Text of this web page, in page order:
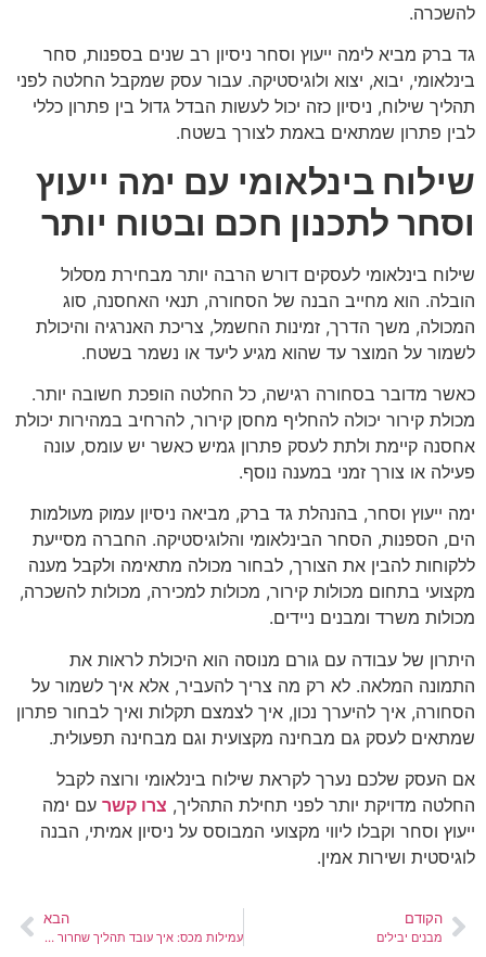
להשכרה.
גד ברק מביא לימה ייעוץ וסחר ניסיון רב שנים בספנות, סחר
בינלאומי, יבוא, יצוא ולוגיסטיקה. עבור עסק שמקבל החלטה לפני
תהליך שילוח, ניסיון כזה יכול לעשות הבדל גדול בין פתרון כללי
לבין פתרון שמתאים באמת לצורך בשטח.
שילוח בינלאומי עם ימה ייעוץ
וסחר לתכנון חכם ובטוח יותר
שילוח בינלאומי לעסקים דורש הרבה יותר מבחירת מסלול
הובלה. הוא מחייב הבנה של הסחורה, תנאי האחסנה, סוג
המכולה, משך הדרך, זמינות החשמל, צריכת האנרגיה והיכולת
לשמור על המוצר עד שהוא מגיע ליעד או נשמר בשטח.
כאשר מדובר בסחורה רגישה, כל החלטה הופכת חשובה יותר.
מכולת קירור יכולה להחליף מחסן קירור, להרחיב במהירות יכולת
אחסנה קיימת ולתת לעסק פתרון גמיש כאשר יש עומס, עונה
פעילה או צורך זמני במענה נוסף.
ימה ייעוץ וסחר, בהנהלת גד ברק, מביאה ניסיון עמוק מעולמות
הים, הספנות, הסחר הבינלאומי והלוגיסטיקה. החברה מסייעת
ללקוחות להבין את הצורך, לבחור מכולה מתאימה ולקבל מענה
מקצועי בתחום מכולות קירור, מכולות למכירה, מכולות להשכרה,
מכולות משרד ומבנים ניידים.
היתרון של עבודה עם גורם מנוסה הוא היכולת לראות את
התמונה המלאה. לא רק מה צריך להעביר, אלא איך לשמור על
הסחורה, איך להיערך נכון, איך לצמצם תקלות ואיך לבחור פתרון
שמתאים לעסק גם מבחינה מקצועית וגם מבחינה תפעולית.
אם העסק שלכם נערך לקראת שילוח בינלאומי ורוצה לקבל
החלטה מדויקת יותר לפני תחילת התהליך, צרו קשר עם ימה
ייעוץ וסחר וקבלו ליווי מקצועי המבוסס על ניסיון אמיתי, הבנה
לוגיסטית ושירות אמין.
הקודם
מבנים יבילים
הבא
עמילות מכס: איך עובד תהליך שחרור סחורה